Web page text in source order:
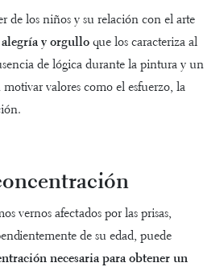
de los niños y su relación con el arte
y orgullo que los caracteriza al
de lógica durante la pintura y un
valores como el esfuerzo, la
vernos afectados por las prisas,
de su edad, puede
necesaria para obtener un